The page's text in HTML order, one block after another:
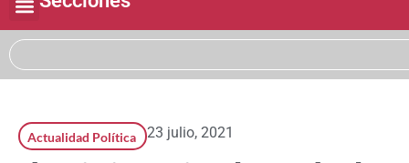
Actualidad Política 23 julio, 2021